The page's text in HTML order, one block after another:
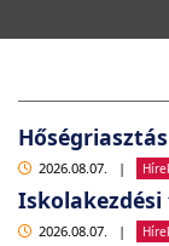
Hőségriasztás
2026.08.07. |
2026.08.07. |